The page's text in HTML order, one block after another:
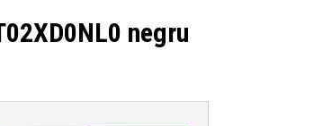
negru